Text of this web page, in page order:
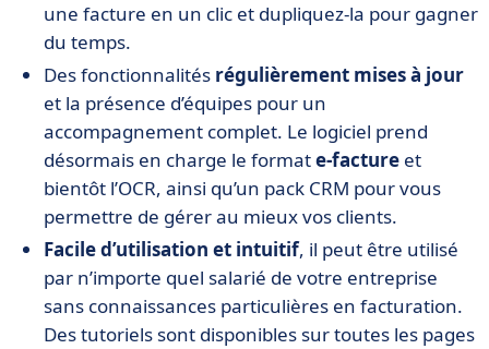
une facture en un clic et dupliquez-la pour gagner
du temps.
Des fonctionnalités régulièrement mises à jour
et la présence d’équipes pour un
accompagnement complet. Le logiciel prend
désormais en charge le formate-facture et
bientôt l’OCR, ainsi qu’un pack CRM pour vous
permettre de gérer au mieux vos clients.
Facile d’utilisation et intuitif, il peut être utilisé
par n’importe quel salarié de votre entreprise
sans connaissances particulières en facturation.
Des tutoriels sont disponibles sur toutes les pages